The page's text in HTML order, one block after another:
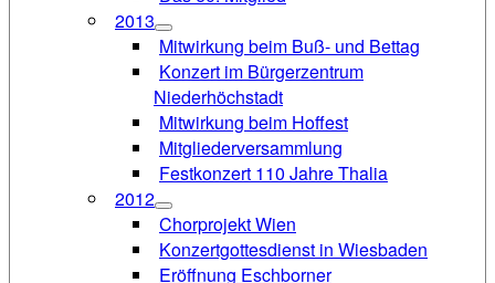
2013
Mitwirkung beim Buß- und Bettag
Konzert im Bürgerzentrum
Niederhöchstadt
Mitwirkung beim Hoffest
Mitgliederversammlung
Festkonzert 110 Jahre Thalia
2012
Chorprojekt Wien
Konzertgottesdienst in Wiesbaden
Eröffnung Eschborner